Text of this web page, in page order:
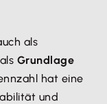
als
Grundlage
hat eine
und